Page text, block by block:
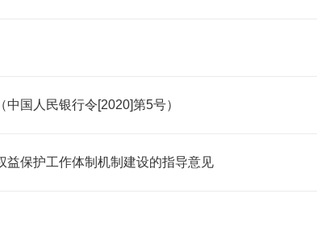
国人民银行令[2020]第5号）
益保护工作体制机制建设的指导意见